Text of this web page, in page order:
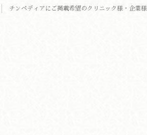
チンペディアにご掲載希望のクリニック様・企業様